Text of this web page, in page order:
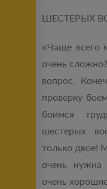
ШЕСТЕРЫХ
«Чаще всего
очень
вопрос.
проверку
боимся
шестерых
только двое!
очень
очень